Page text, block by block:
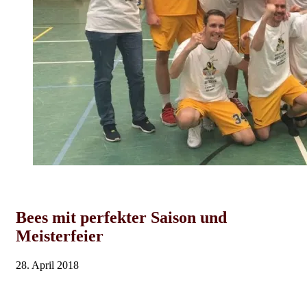
Bees mit perfekter Saison und
Meisterfeier
28. April 2018